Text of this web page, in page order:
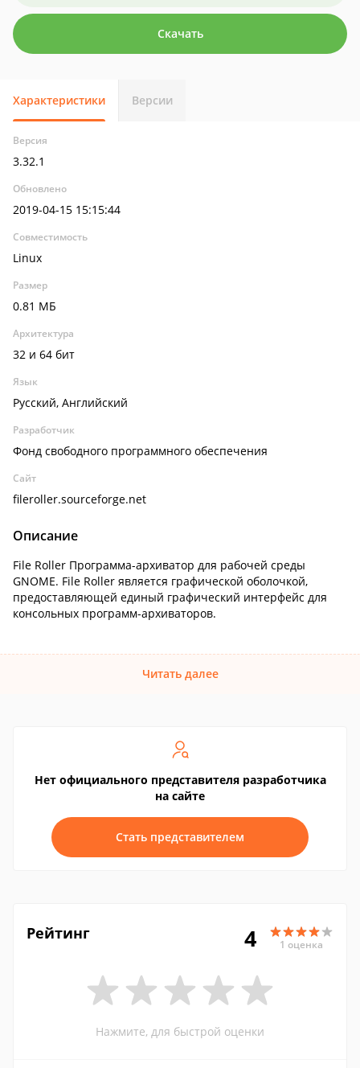
Скачать
Характеристики Версии
Версия
3.32.1
Обновлено
2019-04-15 15:15:44
Совместимость
Linux
Размер
0.81 МБ
Архитектура
32 и 64 бит
Язык
Русский, Английский
Разработчик
Фонд свободного программного обеспечения
Сайт
fileroller.sourceforge.net
Описание
File Roller Программа-архиватор для рабочей среды
GNOME. File Roller является графической оболочкой,
предоставляющей единый графический интерфейс для
консольных программ-архиваторов.
Читать далее
Нет официального представителя разработчика
на сайте
Стать представителем
Рейтинг 4 1 оценка
Нажмите, для быстрой оценки